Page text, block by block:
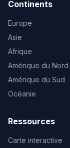
Continents
Europe
Asie
Afrique
Amérique du Nord
Amérique du Sud
Océanie
Ressources
Carte interactive